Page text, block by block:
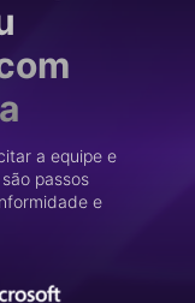
a equipe e
passos
e